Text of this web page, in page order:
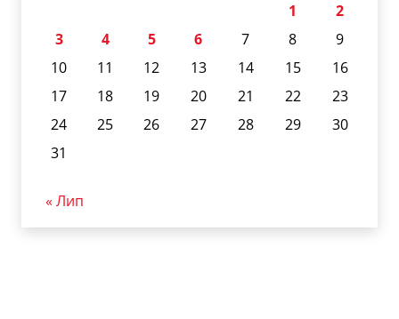
1
2
3
4 5 6 7 8
9
10
11 12 13 14 15
16
17
18 19 20 21 22
23
24
25 26 27 28 29
30
31
« Лип